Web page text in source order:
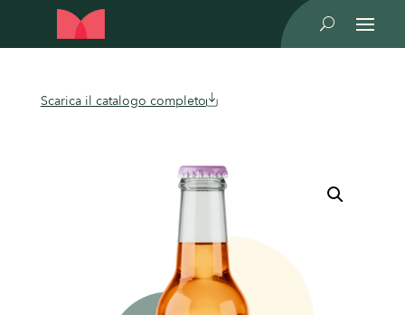
U
Scarica il catalogo completo